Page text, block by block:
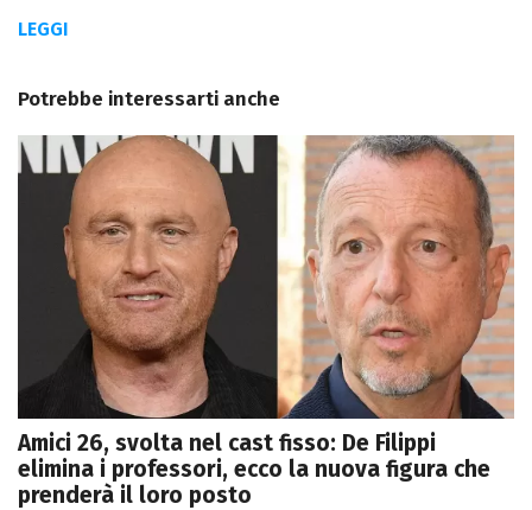
LEGGI
Potrebbe interessarti anche
Amici 26, svolta nel cast fisso: De Filippi
elimina i professori, ecco la nuova figura che
prenderà il loro posto